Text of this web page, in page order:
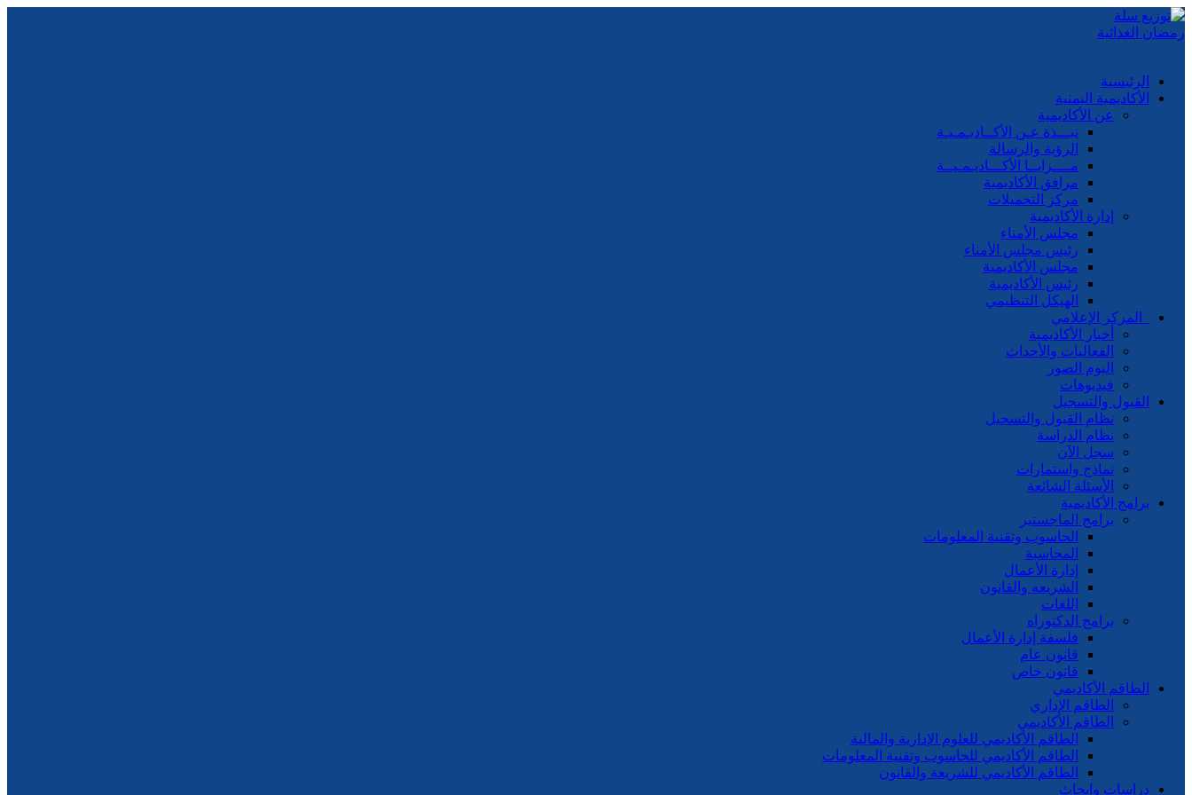
الرئيسية
الأكاديمية اليمنية
عن الأكاديمية
نبـــذة عـن الأكــاديـمـيـة
الرؤية والرسالة
مــــزايــا الأكـــاديـمـيــة
مرافق الأكاديمية
مركز التحميلات
إدارة الأكاديمية
مجلس الأمناء
رئيس مجلس الأمناء
مجلس الأكاديمية
رئيس الأكاديمية
الهيكل التنظيمي
المركز الإعلامي
أخبار الأكاديمية
الفعاليات والأحداث
البوم الصور
فيديوهات
القبول والتسجيل
نظام القبول والتسجيل
نظام الدراسة
سجل الآن
نماذج واستمارات
الأسئلة الشائعة
برامج الأكاديمية
برامج الماجستير
الحاسوب وتقنية المعلومات
المحاسبة
إدارة الأعمال
الشريعه والقانون
اللغات
برامج الدكتوراه
فلسفة إدارة الأعمال
قانون عام
قانون خاص
الطاقم الأكاديمي
الطاقم الإداري
الطاقم الأكاديمي
الطاقم الأكاديمي للعلوم الإدارية والمالية
الطاقم الأكاديمي للحاسوب وتقنية المعلومات
الطاقم الأكاديمي للشريعة والقانون
دراسات وابحاث